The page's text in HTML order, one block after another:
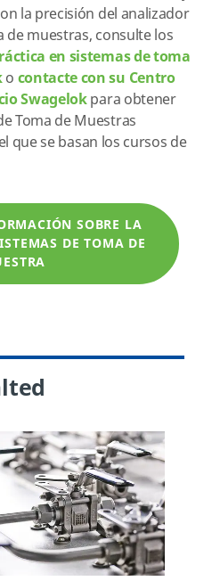
la precisión del analizador
de muestras, consulte los
en sistemas de toma
o contacte con su Centro
Swagelokpara obtener
Toma de Muestras
que se basan los cursos de
SOBRE LA
DE TOMA DE